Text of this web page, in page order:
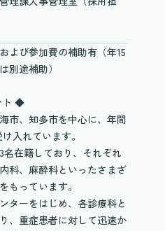
よび参加費の補助有（年15
別途補助）
ト ◆
市、知多市を中心に、年間
入れています。
名在籍しており、それぞれ
科、麻酔科といったさまざ
もっています。
ターをはじめ、各診療科と
、重症患者に対して迅速か